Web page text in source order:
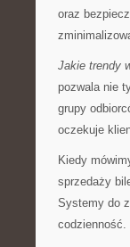
oraz
Jakie trendy
pozwala nie
grupy
oczekuje
Kiedy
sprzedaży
Systemy do